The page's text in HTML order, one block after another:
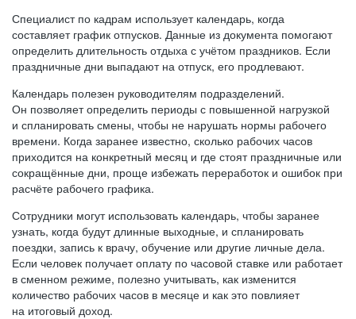
Специалист по кадрам использует календарь, когда
составляет график отпусков. Данные из документа помогают
определить длительность отдыха с учётом праздников. Если
праздничные дни выпадают на отпуск, его продлевают.
Календарь полезен руководителям подразделений.
Он позволяет определить периоды с повышенной нагрузкой
и спланировать смены, чтобы не нарушать нормы рабочего
времени. Когда заранее известно, сколько рабочих часов
приходится на конкретный месяц и где стоят праздничные или
сокращённые дни, проще избежать переработок и ошибок при
расчёте рабочего графика.
Сотрудники могут использовать календарь, чтобы заранее
узнать, когда будут длинные выходные, и спланировать
поездки, запись к врачу, обучение или другие личные дела.
Если человек получает оплату по часовой ставке или работает
в сменном режиме, полезно учитывать, как изменится
количество рабочих часов в месяце и как это повлияет
на итоговый доход.